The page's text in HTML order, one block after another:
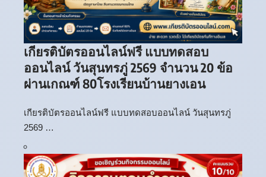
เกียรติบัตรออนไลน์ฟรี แบบทดสอบ
ออนไลน์ วันสุนทรภู่ 2569 จำนวน 20 ข้อ
ผ่านเกณฑ์ 80โรงเรียนบ้านยางเอน
เกียรติบัตรออนไลน์ฟรี แบบทดสอบออนไลน์ วันสุนทรภู่
2569 …